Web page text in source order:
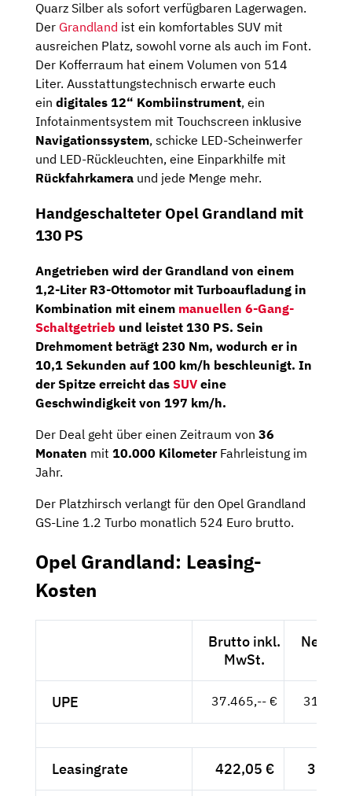
Quarz Silber als sofort verfügbaren Lagerwagen.
Der Grandland ist ein komfortables SUV mit
ausreichen Platz, sowohl vorne als auch im Font.
Der Kofferraum hat einem Volumen von 514
Liter. Ausstattungstechnisch erwarte euch
ein digitales 12“ Kombiinstrument, ein
Infotainmentsystem mit Touchscreen inklusive
Navigationssystem, schicke LED-Scheinwerfer
und LED-Rückleuchten, eine Einparkhilfe mit
Rückfahrkamera und jede Menge mehr.
Handgeschalteter Opel Grandland mit
130 PS
Angetrieben wird der Grandland von einem
1,2-Liter R3-Ottomotormit Turboaufladung in
Kombination mit einem manuellen 6-Gang-
Schaltgetrieb und leistet 130 PS. Sein
Drehmoment beträgt 230 Nm, wodurch er in
10,1 Sekunden auf 100 km/h beschleunigt. In
der Spitze erreicht das SUV eine
Geschwindigkeit von 197 km/h.
Der Deal geht über einen Zeitraum von 36
Monaten mit 10.000 KilometerFahrleistung im
Jahr.
Der Platzhirsch verlangt für den Opel Grandland
GS-Line 1.2 Turbo monatlich 524 Euro brutto.
Opel Grandland: Leasing-
Kosten
Brutto inkl.
MwSt.
Netto
UPE 37.465,-- €
Leasingrate 422,05 €